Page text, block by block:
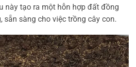
này tạo ra một hỗn hợp đất đồng
sẵn sàng cho việc trồng cây con.